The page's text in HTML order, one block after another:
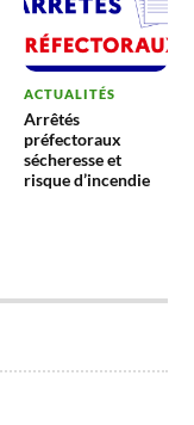
ACTUALITÉS
Arrêtés
préfectoraux
sécheresse et
risque d’incendie